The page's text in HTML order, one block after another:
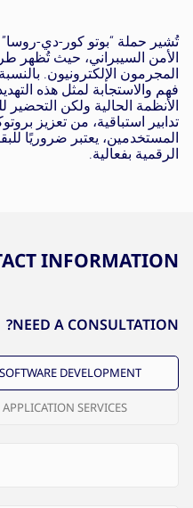
تُشير حملة “بوتو كور-دي-
الأمن السيبراني، حيث تُظهر
المجرمون الإلكترونيون.
فهم والاستجابة لمثل هذه
الأنظمة الحالية ولكن التحضير
تدابير استباقية، من تعزيز
المستخدمين، يعتبر ضروريًا
الرقمية بفعالية.
INFORMATION
NEED A CONSULTATION?
SOFTWARE DEVELOPMENT
APPLICATION SERVICES